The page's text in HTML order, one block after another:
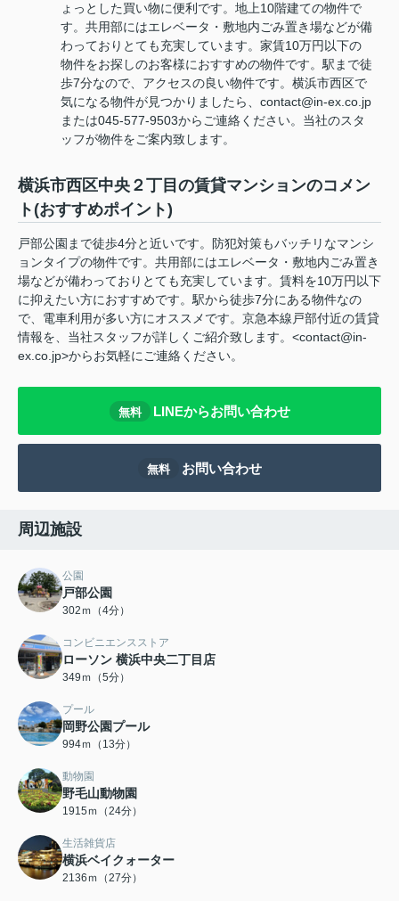
ょっとした買い物に便利です。地上10階建ての物件で
す。共用部にはエレベータ・敷地内ごみ置き場などが備
わっておりとても充実しています。家賃10万円以下の
物件をお探しのお客様におすすめの物件です。駅まで徒
歩7分なので、アクセスの良い物件です。横浜市西区で
気になる物件が見つかりましたら、contact@in-ex.co.jp
または045-577-9503からご連絡ください。当社のスタ
ッフが物件をご案内致します。
横浜市西区中央２丁目の賃貸マンションのコメン
ト(おすすめポイント)
戸部公園まで徒歩4分と近いです。防犯対策もバッチリなマンシ
ョンタイプの物件です。共用部にはエレベータ・敷地内ごみ置き
場などが備わっておりとても充実しています。賃料を10万円以下
に抑えたい方におすすめです。駅から徒歩7分にある物件なの
で、電車利用が多い方にオススメです。京急本線戸部付近の賃貸
情報を、当社スタッフが詳しくご紹介致します。<contact@in-
ex.co.jp>からお気軽にご連絡ください。
無料 LINEからお問い合わせ
無料 お問い合わせ
周辺施設
公園
戸部公園
302ｍ（4分）
コンビニエンスストア
ローソン 横浜中央二丁目店
349ｍ（5分）
プール
岡野公園プール
994ｍ（13分）
動物園
野毛山動物園
1915ｍ（24分）
生活雑貨店
横浜ベイクォーター
2136ｍ（27分）